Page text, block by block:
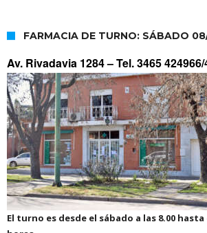
FARMACIA DE TURNO: SÁBADO
Av. Rivadavia 1284 –Tel. 3465
El turno es desde el sábado a las 8.00